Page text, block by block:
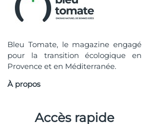
Bleu Tomate, le magazine engagé
pour la transition écologique en
Provence et en Méditerranée.
À propos
Accès rapide